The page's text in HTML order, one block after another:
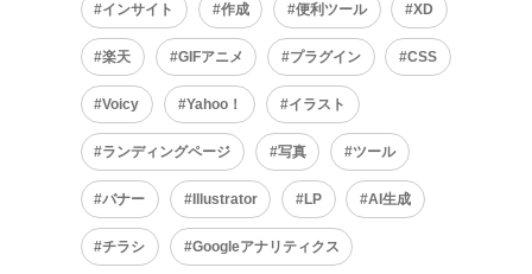
インサイト 作成 便利ツール XD
楽天 GIFアニメ プラグイン CSS
Voicy Yahoo！ イラスト
ランディングページ 写真 ツール
バナー Illustrator LP AI生成
チラシ Googleアナリティクス